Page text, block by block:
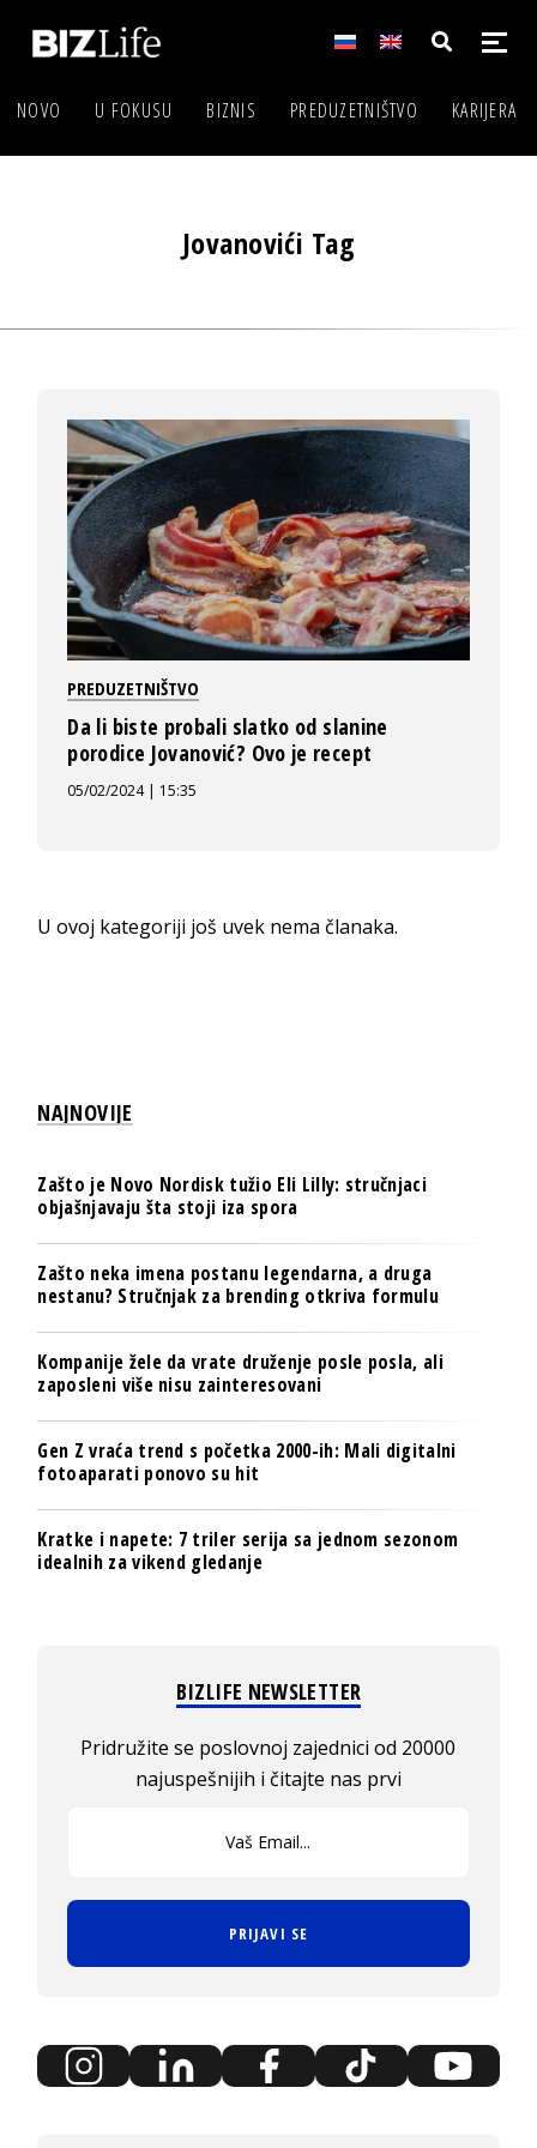
NOVO U FOKUSU BIZNIS PREDUZETNIŠTVO KARIJERA
Jovanovići Tag
PREDUZETNIŠTVO
Da li biste probali slatko od slanine
porodice Jovanović? Ovo je recept
05/02/2024 | 15:35
U ovoj kategoriji još uvek nema članaka.
NAJNOVIJE
Zašto je Novo Nordisk tužio Eli Lilly: stručnjaci
objašnjavaju šta stoji iza spora
Zašto neka imena postanu legendarna, a druga
nestanu? Stručnjak za brending otkriva formulu
Kompanije žele da vrate druženje posle posla, ali
zaposleni više nisu zainteresovani
Gen Z vraća trend s početka 2000-ih: Mali digitalni
fotoaparati ponovo su hit
Kratke i napete: 7 triler serija sa jednom sezonom
idealnih za vikend gledanje
BIZLIFE NEWSLETTER
Pridružite se poslovnoj zajednici od 20000
najuspešnijih i čitajte nas prvi
PRIJAVI SE